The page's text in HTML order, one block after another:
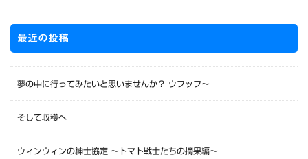
最近の投稿
夢の中に行ってみたいと思いませんか？ ウフッフ～
そして収穫へ
ウィンウィンの紳士協定 〜トマト戦士たちの摘果編〜